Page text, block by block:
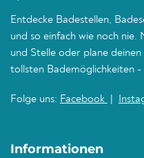
Entdecke Badestellen,
und so einfach wie noch
und Stelle oder plane
tollsten Bademöglichkeiten
Folge uns: Facebook
Informationen